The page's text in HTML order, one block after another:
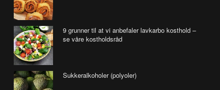
9 grunner til at vi anbefaler lavkarbo kosthold –
se våre kostholdsråd
Sukkeralkoholer (polyoler)